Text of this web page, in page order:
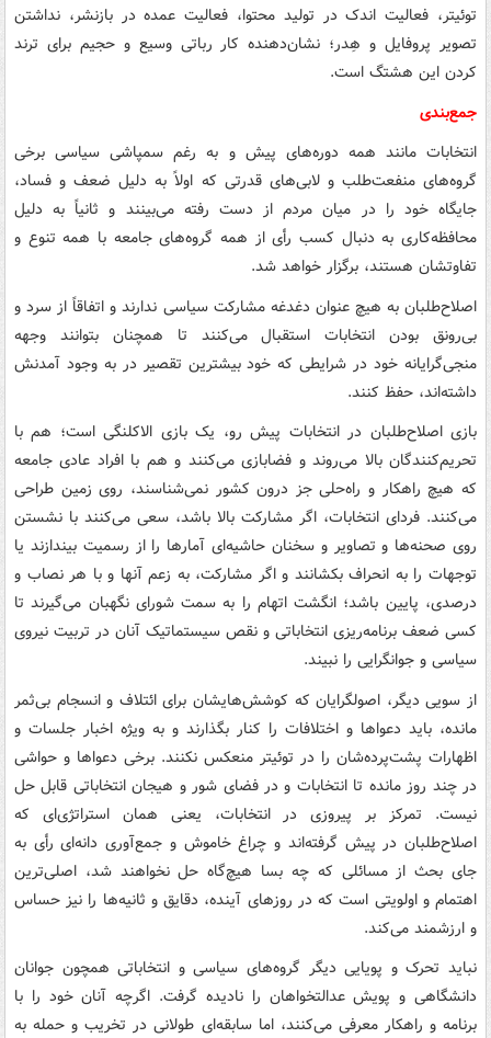
توئیتر، فعالیت اندک در تولید محتوا، فعالیت عمده در بازنشر، نداشتن
تصویر پروفایل و هِدر؛ نشان‌دهنده کار رباتی وسیع و حجیم برای ترند
کردن این هشتگ است.
جمع‌بندی
انتخابات مانند همه دوره‌های پیش و به رغم سمپاشی سیاسی برخی
گروه‌های منفعت‌طلب و لابی‌های قدرتی که اولاً به دلیل ضعف و فساد،
جایگاه خود را در میان مردم از دست رفته می‌بینند و ثانیاً به دلیل
محافظه‌کاری به دنبال کسب رأی از همه گروه‌های جامعه با همه تنوع و
تفاوتشان هستند، برگزار خواهد شد.
اصلاح‌طلبان به هیچ عنوان دغدغه مشارکت سیاسی ندارند و اتفاقاً از سرد و
بی‌رونق بودن انتخابات استقبال می‌کنند تا همچنان بتوانند وجهه
منجی‌گرایانه خود در شرایطی که خود بیشترین تقصیر در به وجود آمدنش
داشته‌اند، حفظ کنند.
بازی اصلاح‌طلبان در انتخابات پیش رو، یک بازی الاکلنگی است؛ هم با
تحریم‌کنندگان بالا می‌روند و فضابازی می‌کنند و هم با افراد عادی جامعه
که هیچ راهکار و راه‌حلی جز درون کشور نمی‌شناسند، روی زمین طراحی
می‌کنند. فردای انتخابات، اگر مشارکت بالا باشد، سعی می‌کنند با نشستن
روی صحنه‌ها و تصاویر و سخنان حاشیه‌ای آمارها را از رسمیت بیندازند یا
توجهات را به انحراف بکشانند و اگر مشارکت، به زعم آنها و با هر نصاب و
درصدی، پایین باشد؛ انگشت اتهام را به سمت شورای نگهبان می‌گیرند تا
کسی ضعف برنامه‌ریزی انتخاباتی و نقص سیستماتیک آنان در تربیت نیروی
سیاسی و جوانگرایی را نبیند.
از سویی دیگر، اصولگرایان که کوشش‌هایشان برای ائتلاف و انسجام بی‌ثمر
مانده، باید دعواها و اختلافات را کنار بگذارند و به ویژه اخبار جلسات و
اظهارات پشت‌پرده‌شان را در توئیتر منعکس نکنند. برخی دعواها و حواشی
در چند روز مانده تا انتخابات و در فضای شور و هیجان انتخاباتی قابل حل
نیست. تمرکز بر پیروزی در انتخابات، یعنی همان استراتژی‌ای که
اصلاح‌طلبان در پیش گرفته‌اند و چراغ خاموش و جمع‌آوری دانه‌ای رأی به
جای بحث از مسائلی که چه بسا هیچ‌گاه حل نخواهند شد، اصلی‌ترین
اهتمام و اولویتی است که در روزهای آینده، دقایق و ثانیه‌ها را نیز حساس
و ارزشمند می‌کند.
نباید تحرک و پویایی دیگر گروه‌های سیاسی و انتخاباتی همچون جوانان
دانشگاهی و پویش عدالتخواهان را نادیده گرفت. اگرچه آنان خود را با
برنامه و راهکار معرفی می‌کنند، اما سابقه‌ای طولانی در تخریب و حمله به